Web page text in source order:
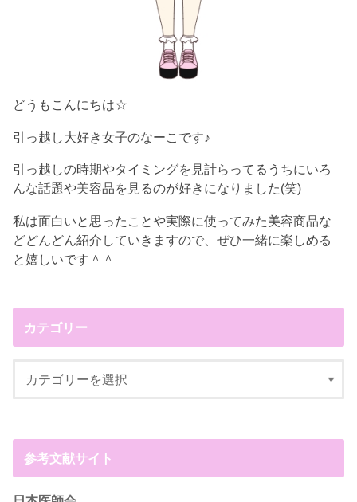
どうもこんにちは☆
引っ越し大好き女子のなーこです♪
引っ越しの時期やタイミングを見計らってるうちにいろ
んな話題や美容品を見るのが好きになりました(笑)
私は面白いと思ったことや実際に使ってみた美容商品な
どどんどん紹介していきますので、ぜひ一緒に楽しめる
と嬉しいです＾＾
カテゴリー
参考文献サイト